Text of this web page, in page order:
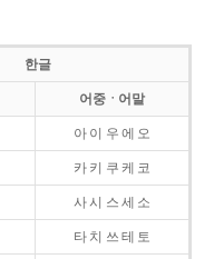
한글
어중ㆍ어말
아 이 우 에 오
카 키 쿠 케 코
사 시 스 세 소
타 치 쓰 테 토